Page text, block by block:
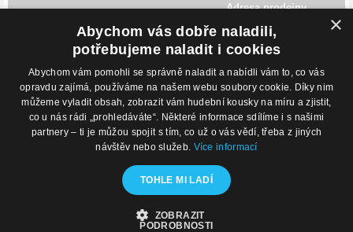
Adresa prodejny
Havlíčkovo Nábřeží 28,
702 00, Ostrava
Česká Republika
Kontakty
Eshop: +420 725 169 052
Prodejna: +420 596 113 012
eshop@hudebnisvet.cz
O nákupu
Obchodní podmínky
Podmínky prodeje na splátky
Kontakty
Hudební zázemí
×
Abychom vás dobře naladili,
potřebujeme naladit i cookies
Abychom vám pomohli se správně naladit a nabídli vám to, co vás
opravdu zajímá, používáme na našem webu soubory cookie. Díky nim
můžeme vyladit obsah, zobrazit vám hudební kousky na míru a zjistit,
co u nás rádi „prohledáváte“. Některé informace sdílíme i s našimi
partnery – ti je můžou spojit s tím, co už o vás vědí, třeba z jiných
návštěv nebo služeb. Více informací
TOHLE MI LADÍ
ZOBRAZIT
PODROBNOSTI